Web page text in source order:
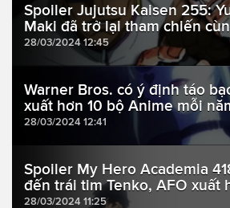
Spoiler Jujutsu Kaisen 255:
Maki đã trở lại tham chiến
28/03/2024 12:45
Warner Bros. có ý định táo
xuất hơn 10 bộ Anime mỗi
28/03/2024 12:41
Spoiler My Hero Academia
đến trái tim Tenko, AFO xuất
28/03/2024 11:25